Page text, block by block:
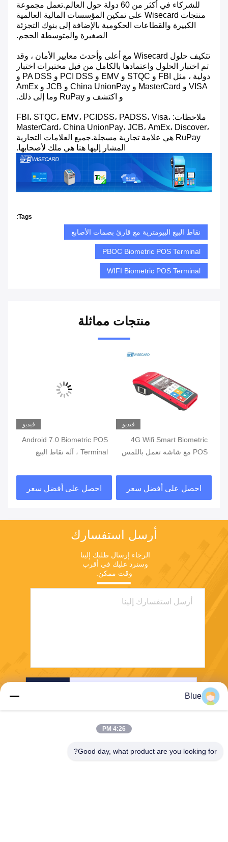
للشركاء في أكثر من 60 دولة حول العالم.تعمل مجموعة
منتجات Wisecard على تمكين المؤسسات المالية العالمية
الكبيرة والقطاعات الحكومية بالإضافة إلى بنوك التجزئة
الصغيرة والمتوسطة الحجم.
تتكيف حلول Wisecard مع أعلى وأحدث معايير الأمان ، وقد
تم اختبار الحلول واعتمادها بالكامل من قبل مختبرات اختبار
دولية ، مثل FBI و STQC و EMV و PCI DSS و PA DSS و
VISA و MasterCard و China UnionPay و JCB و AmEx
و اكتشف و RuPay وما إلى ذلك.
ملاحظات: FBI، STQC، EMV، PCIDSS، PADSS، Visa،
MasterCard، China UnionPay، JCB، AmEx، Discover،
RuPay هي علامة تجارية مسجلة.جميع العلامات التجارية
المشار إليها هنا هي ملك لأصحابها.
Tags:
نقاط البيع البيومترية مع قارئ بصمات الأصابع
PBOC Biometric POS Terminal
WIFI Biometric POS Terminal
منتجات مماثلة
فيديو
4G Wifi Smart Biometric
POS مع شاشة تعمل باللمس
احصل على أفضل سعر
فيديو
Android 7.0 Biometric POS
Terminal ، آلة نقاط البيع
في البطارية
احصل على أفضل سعر
أرسل استفسارك
وقت ممكن.
Blue
4:26 PM
Good day, what product are you looking for?